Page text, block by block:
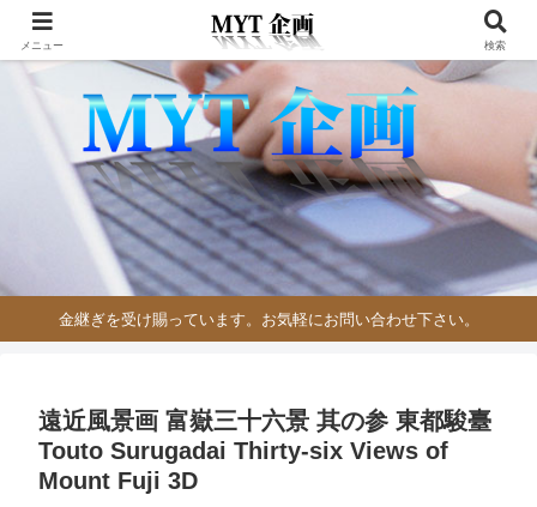
金継ぎを受け賜っています。お気軽にお問い合わせ下さい。
遠近風景画 富嶽三十六景 其の参 東都駿臺
Touto Surugadai Thirty-six Views of
Mount Fuji 3D
メニュー 検索